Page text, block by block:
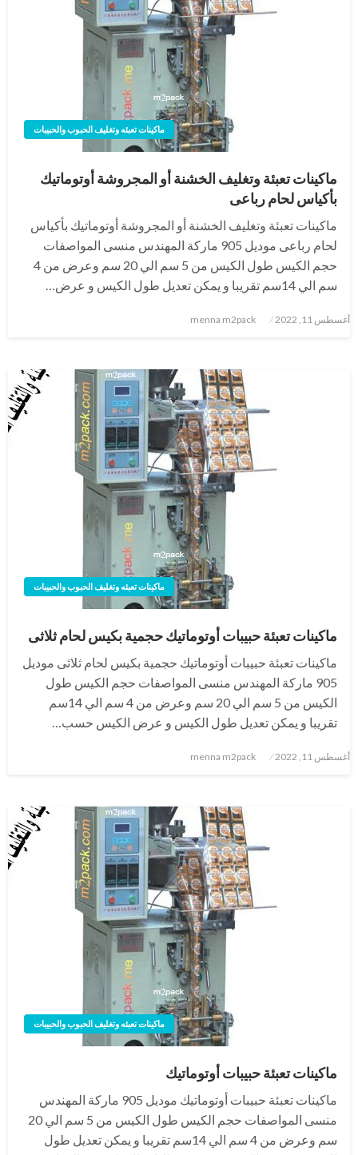
ماكينات تعبئه وتغليف الحبوب والحبيبات
ماكينات تعبئة وتغليف الخشنة أو المجروشة أوتوماتيك
بأكياس لحام رباعى
ماكينات تعبئة وتغليف الخشنة أو المجروشة أوتوماتيك بأكياس
لحام رباعى موديل 905 ماركة المهندس منسى المواصفات
حجم الكيس طول الكيس من 5 سم الي 20 سم وعرض من 4
سم الي 14سم تقريبا و يمكن تعديل طول الكيس و عرض…
نُشر
أغسطس 11, 2022 menna m2pack
ماكينات تعبئه وتغليف الحبوب والحبيبات
ماكينات تعبئة حبيبات أوتوماتيك حجمية بكيس لحام ثلاثى
ماكينات تعبئة حبيبات أوتوماتيك حجمية بكيس لحام ثلاثى موديل
905 ماركة المهندس منسى المواصفات حجم الكيس طول
الكيس من 5 سم الي 20 سم وعرض من 4 سم الي 14سم
تقريبا و يمكن تعديل طول الكيس و عرض الكيس حسب…
نُشر
أغسطس 11, 2022 menna m2pack
ماكينات تعبئه وتغليف الحبوب والحبيبات
ماكينات تعبئة حبيبات أوتوماتيك
ماكينات تعبئة حبيبات أوتوماتيك موديل 905 ماركة المهندس
منسى المواصفات حجم الكيس طول الكيس من 5 سم الي 20
سم وعرض من 4 سم الي 14سم تقريبا و يمكن تعديل طول